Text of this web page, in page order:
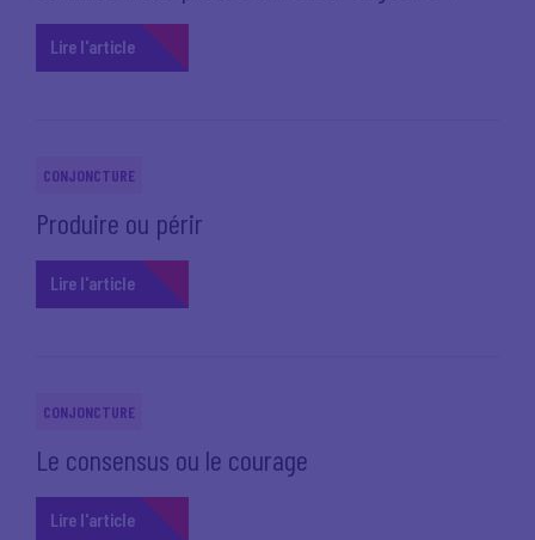
Lire l'article
CONJONCTURE
Produire ou périr
Lire l'article
CONJONCTURE
Le consensus ou le courage
Lire l'article